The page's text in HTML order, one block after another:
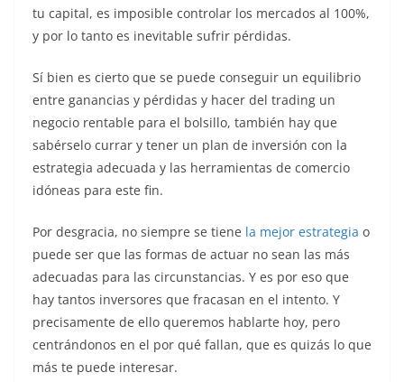
tu capital, es imposible controlar los mercados al 100%,
y por lo tanto es inevitable sufrir pérdidas.
Sí bien es cierto que se puede conseguir un equilibrio
entre ganancias y pérdidas y hacer del trading un
negocio rentable para el bolsillo, también hay que
sabérselo currar y tener un plan de inversión con la
estrategia adecuada y las herramientas de comercio
idóneas para este fin.
Por desgracia, no siempre se tiene la mejor estrategia o
puede ser que las formas de actuar no sean las más
adecuadas para las circunstancias. Y es por eso que
hay tantos inversores que fracasan en el intento. Y
precisamente de ello queremos hablarte hoy, pero
centrándonos en el por qué fallan, que es quizás lo que
más te puede interesar.